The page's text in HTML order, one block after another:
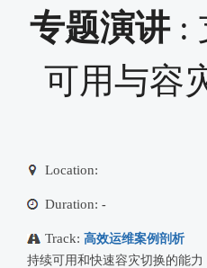
专题演讲 :
可用与容
Location:
Duration: -
Track: 高效运维案例剖析
持续可用和快速容灾切换的能力